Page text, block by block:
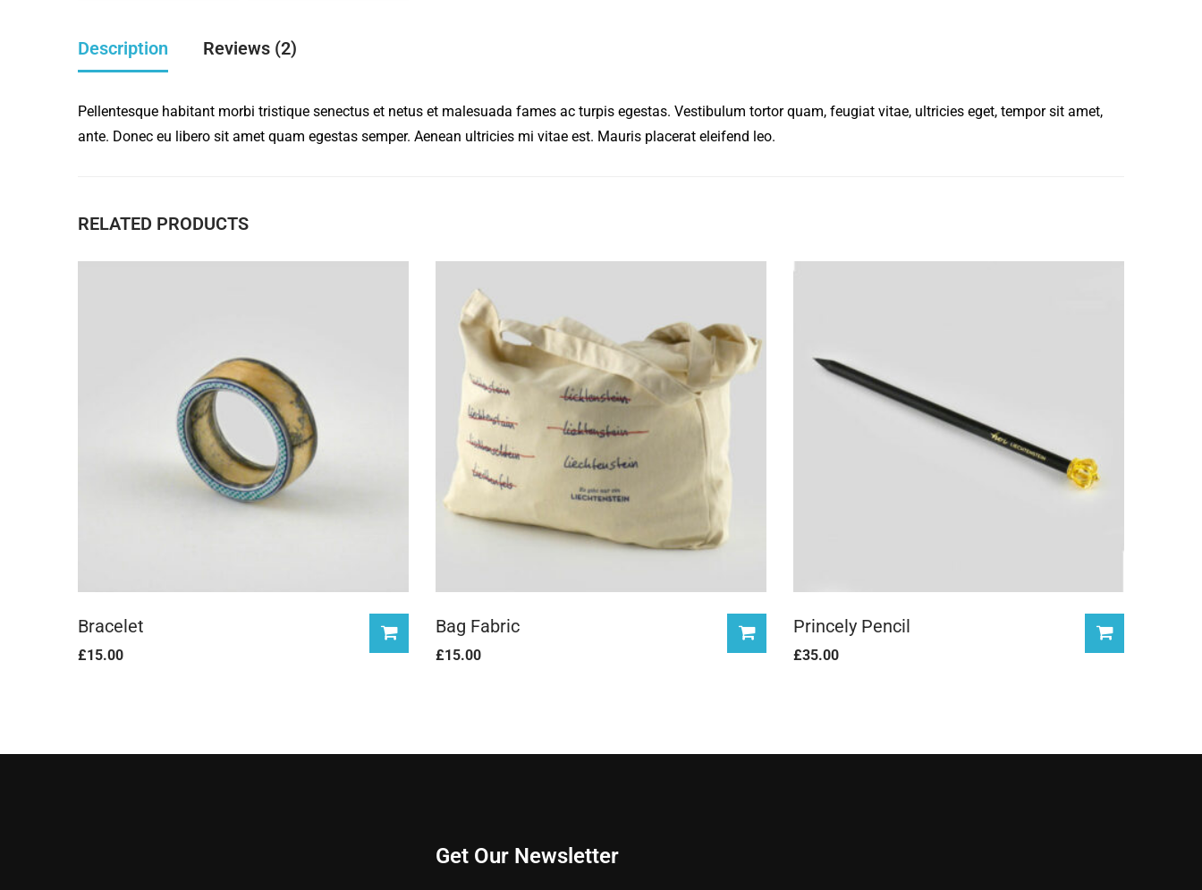
Description Reviews (2)
Pellentesque habitant morbi tristique senectus et netus et malesuada fames ac turpis egestas. Vestibulum tortor quam, feugiat vitae, ultricies eget, tempor sit amet,
ante. Donec eu libero sit amet quam egestas semper. Aenean ultricies mi vitae est. Mauris placerat eleifend leo.
RELATED PRODUCTS
Bracelet
£15.00
Bag Fabric
£15.00
Princely Pencil
£35.00
Get Our Newsletter